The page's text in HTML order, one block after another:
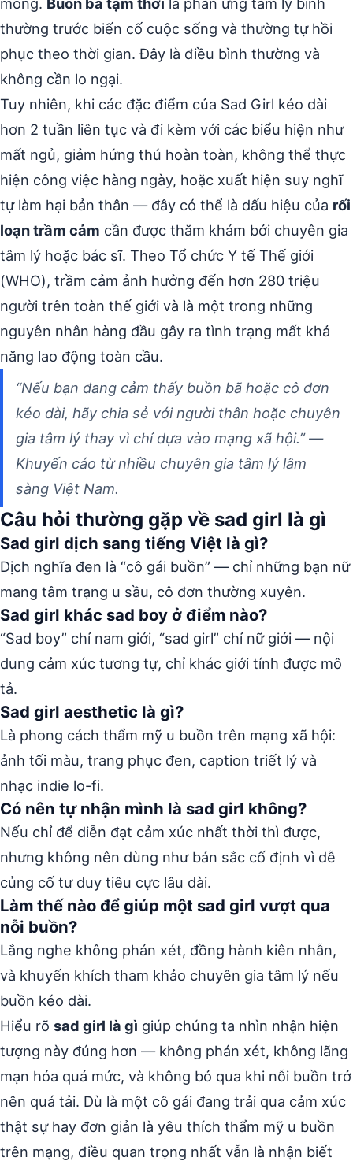
thường trước biến cố cuộc sống và thường tự hồi
phục theo thời gian. Đây là điều bình thường và
không cần lo ngại.
Tuy nhiên, khi các đặc điểm của Sad Girl kéo dài
hơn 2 tuần liên tục và đi kèm với các biểu hiện như
mất ngủ, giảm hứng thú hoàn toàn, không thể thực
hiện công việc hàng ngày, hoặc xuất hiện suy nghĩ
tự làm hại bản thân — đây có thể là dấu hiệu của rối
loạn trầm cảm cần được thăm khám bởi chuyên gia
tâm lý hoặc bác sĩ. Theo Tổ chức Y tế Thế giới
(WHO), trầm cảm ảnh hưởng đến hơn 280 triệu
người trên toàn thế giới và là một trong những
nguyên nhân hàng đầu gây ra tình trạng mất khả
năng lao động toàn cầu.
“Nếu bạn đang cảm thấy buồn bã hoặc cô đơn
kéo dài, hãy chia sẻ với người thân hoặc chuyên
gia tâm lý thay vì chỉ dựa vào mạng xã hội.” —
Khuyến cáo từ nhiều chuyên gia tâm lý lâm
sàng Việt Nam.
Câu hỏi thường gặp về sad girl là gì
Sad girl dịch sang tiếng Việt là gì?
Dịch nghĩa đen là “cô gái buồn” — chỉ những bạn nữ
mang tâm trạng u sầu, cô đơn thường xuyên.
Sad girl khác sad boy ở điểm nào?
“Sad boy” chỉ nam giới, “sad girl” chỉ nữ giới — nội
dung cảm xúc tương tự, chỉ khác giới tính được mô
tả.
Sad girl aesthetic là gì?
Là phong cách thẩm mỹ u buồn trên mạng xã hội:
ảnh tối màu, trang phục đen, caption triết lý và
nhạc indie lo-fi.
Có nên tự nhận mình là sad girl không?
Nếu chỉ để diễn đạt cảm xúc nhất thời thì được,
nhưng không nên dùng như bản sắc cố định vì dễ
củng cố tư duy tiêu cực lâu dài.
Làm thế nào để giúp một sad girl vượt qua
nỗi buồn?
Lắng nghe không phán xét, đồng hành kiên nhẫn,
và khuyến khích tham khảo chuyên gia tâm lý nếu
buồn kéo dài.
Hiểu rõ sad girl là gì giúp chúng ta nhìn nhận hiện
tượng này đúng hơn — không phán xét, không lãng
mạn hóa quá mức, và không bỏ qua khi nỗi buồn trở
nên quá tải. Dù là một cô gái đang trải qua cảm xúc
thật sự hay đơn giản là yêu thích thẩm mỹ u buồn
trên mạng, điều quan trọng nhất vẫn là nhận biết